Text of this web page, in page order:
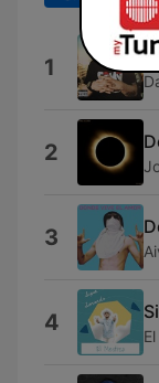
1
2
3
4